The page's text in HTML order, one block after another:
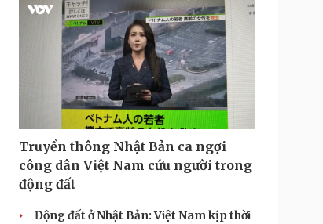
Truyền thông Nhật Bản ca ngợi
công dân Việt Nam cứu người trong
động đất
Động đất ở Nhật Bản: Việt Nam kịp thời